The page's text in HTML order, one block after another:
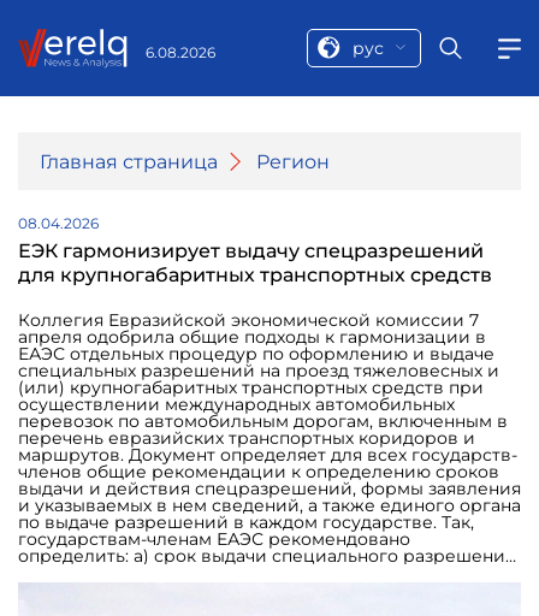
6.08.2026 рус
Главная страница Регион
08.04.2026
ЕЭК гармонизирует выдачу спецразрешений
для крупногабаритных транспортных средств
Коллегия Евразийской экономической комиссии 7
апреля одобрила общие подходы к гармонизации в
ЕАЭС отдельных процедур по оформлению и выдаче
специальных разрешений на проезд тяжеловесных и
(или) крупногабаритных транспортных средств при
осуществлении международных автомобильных
перевозок по автомобильным дорогам, включенным в
перечень евразийских транспортных коридоров и
маршрутов. Документ определяет для всех государств-
членов общие рекомендации к определению сроков
выдачи и действия спецразрешений, формы заявления
и указываемых в нем сведений, а также единого органа
по выдаче разрешений в каждом государстве. Так,
государствам-членам ЕАЭС рекомендовано
определить: а) срок выдачи специального разрешения:
течение 24 часов рабочего времени с момента